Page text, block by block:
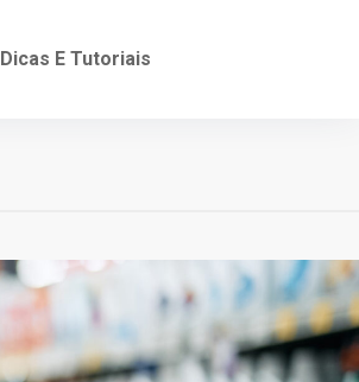
Dicas E Tutoriais